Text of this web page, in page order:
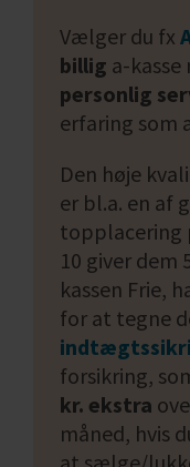
Vælger du fx
billig a-kasse
personlig
erfaring som
Den høje
er bl.a. en af
topplacering
10 giver dem
kassen Frie,
for at tegne
forsikring,
kr. ekstra
måned, hvis